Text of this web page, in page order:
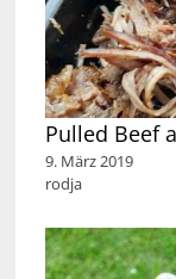
Pulled Beef
9. März 2019
rodja